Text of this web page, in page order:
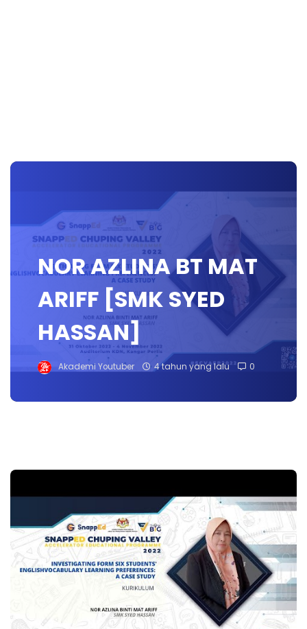
NOR AZLINA BT MAT
ARIFF [SMK SYED
HASSAN]
Akademi Youtuber 4 tahun yang lalu 0